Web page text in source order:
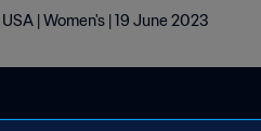
| Women's | 19 June 2023